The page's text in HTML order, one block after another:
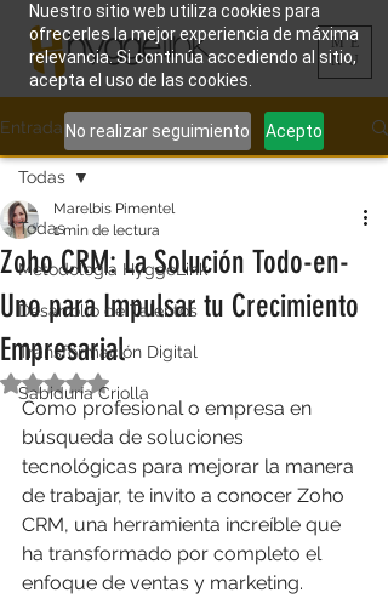
Nuestro sitio web utiliza cookies para
ofrecerles la mejor experiencia de máxima
relevancia. Si continúa accediendo al sitio,
acepta el uso de las cookies.
No realizar seguimiento Acepto
ME
NU
Entrada
Todas
Metodología HyggeLink
Desarrollo de Talentos
Transformación Digital
Sabiduría Criolla
Todas
Zoho CRM: La Solución Todo-en-
Uno para Impulsar tu Crecimiento
Empresarial
Marelbis Pimentel
1 min de lectura
Obtuvo NaN de 5 estrellas.
Como profesional o empresa en
búsqueda de soluciones
tecnológicas para mejorar la manera
de trabajar, te invito a conocer Zoho
CRM, una herramienta increíble que
ha transformado por completo el
enfoque de ventas y marketing.